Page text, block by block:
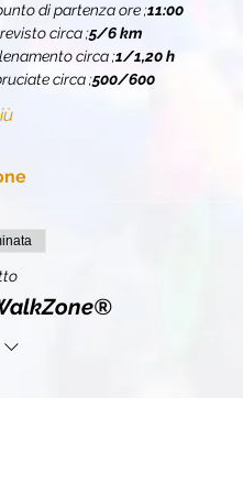
di partenza ore ;11:00
circa ;5/6 km
circa ;1/1,20 h
circa ;500/600